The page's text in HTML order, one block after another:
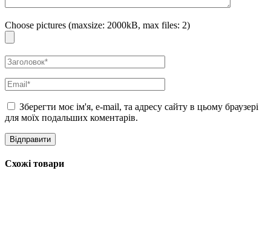
Choose pictures (maxsize: 2000kB, max files: 2)
Зберегти моє ім'я, e-mail, та адресу сайту в цьому браузері
для моїх подальших коментарів.
Схожі товари